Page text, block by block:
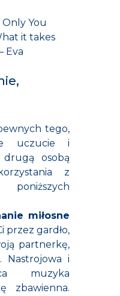
You
it takes
Eva
tego,
uczucie i
drugą osobą
z
miłosne
przez gardło,
partnerkę,
Nastrojowa i
muzyka
zbawienna.